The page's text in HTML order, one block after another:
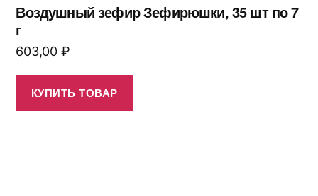
Воздушный зефир Зефирюшки, 35 шт по 7
г
603,00 ₽
КУПИТЬ ТОВАР